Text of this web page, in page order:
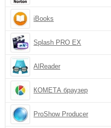
iBooks
Splash PRO EX
AlReader
КОМЕТА браузер
ProShow Producer